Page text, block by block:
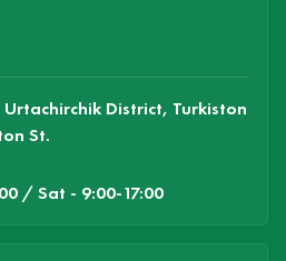
Urtachirchik District, Turkiston
St.
/ Sat - 9:00-17:00